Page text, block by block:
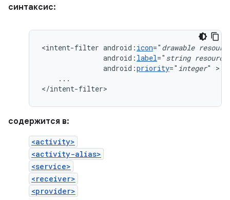
синтаксис:
<intent-filter android: icon=" drawable
android: label=" string resource
android:priority=" integer"
...
</intent-filter>
содержится в:
<activity>
<activity-alias>
<service>
<receiver>
<provider>